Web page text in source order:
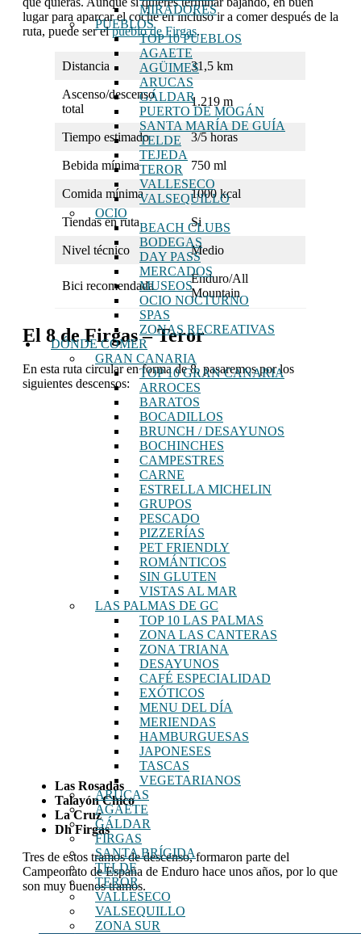
MIRADORES
PUEBLOS
TOP 10 PUEBLOS
AGAETE
AGÜIMES
ARUCAS
GÁLDAR
PUERTO DE MOGÁN
SANTA MARÍA DE GUÍA
TELDE
TEJEDA
TEROR
VALLESECO
VALSEQUILLO
OCIO
BEACH CLUBS
BODEGAS
DAY PASS
MERCADOS
MUSEOS
OCIO NOCTURNO
SPAS
ZONAS RECREATIVAS
DÓNDE COMER
GRAN CANARIA
TOP 10 GRAN CANARIA
ARROCES
BARATOS
BOCADILLOS
BRUNCH / DESAYUNOS
BOCHINCHES
CAMPESTRES
CARNE
ESTRELLA MICHELIN
GRUPOS
PESCADO
PIZZERÍAS
PET FRIENDLY
ROMÁNTICOS
SIN GLUTEN
VISTAS AL MAR
LAS PALMAS DE GC
TOP 10 LAS PALMAS
ZONA LAS CANTERAS
ZONA TRIANA
DESAYUNOS
CAFÉ ESPECIALIDAD
EXÓTICOS
MENU DEL DÍA
MERIENDAS
HAMBURGUESAS
JAPONESES
TASCAS
VEGETARIANOS
ARUCAS
AGAETE
GÁLDAR
FIRGAS
SANTA BRÍGIDA
TELDE
TEROR
VALLESECO
VALSEQUILLO
ZONA SUR
lugar para aparcar el coche en incluso ir a comer después de la
ruta, puede ser elpueblo de Firgas.
Distancia 31,5 km
Ascenso/descenso
total
1.219 m
Tiempo estimado 3/5 horas
Bebida mínima 750 ml
Comida mínima 1000 kcal
Tiendas en ruta Si
Nivel técnico Medio
Bici recomendada
Enduro/All
Mountain
El 8 de Firgas – Teror
En esta ruta circular en forma de 8, pasaremos por los
siguientes descensos:
Las Rosadas
Talayón Chico
La Cruz
Dh Firgas
Tres de estos tramos de descenso, formaron parte del
Campeonato de España de Enduro hace unos años, por lo que
son muy buenos tramos.